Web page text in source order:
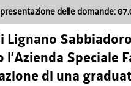
delle domande:
Sabbiadoro
l’Azienda Speciale
di una